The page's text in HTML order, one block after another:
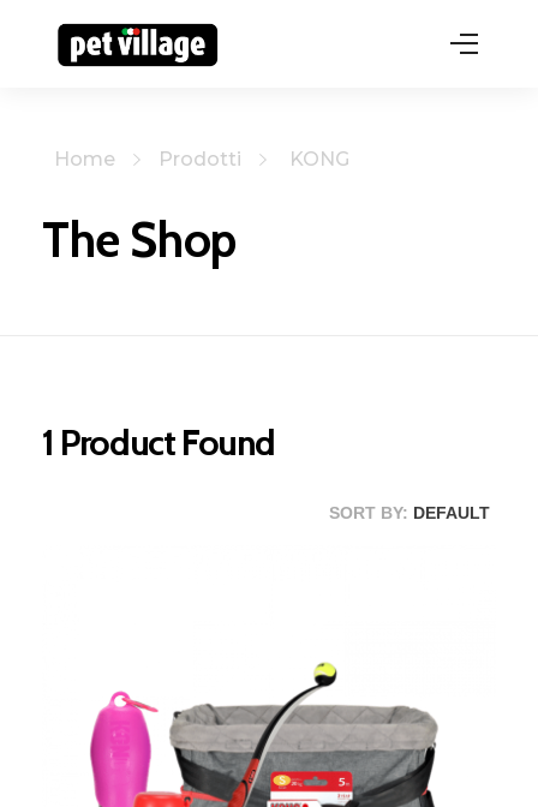
Home Prodotti KONG
The Shop
1 Product Found
SORT BY: DEFAULT